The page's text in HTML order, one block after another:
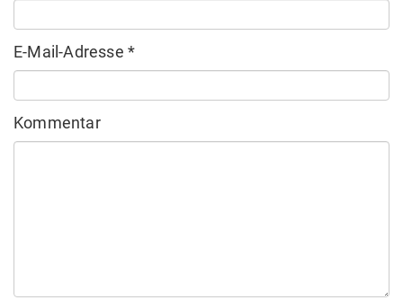
E-Mail-Adresse*
Kommentar